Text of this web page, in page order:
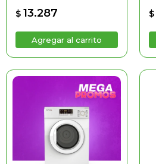
$ 13.287 $